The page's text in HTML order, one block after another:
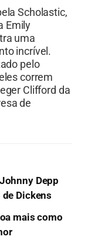
Scholastic,
Emily
uma
incrível.
pelo
correm
Clifford da
de
Depp
Dickens
mais como